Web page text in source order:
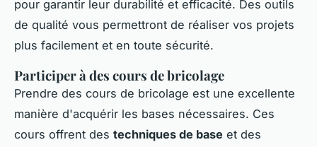
pour garantir leur durabilité et efficacité. Des outils
de qualité vous permettront de réaliser vos projets
plus facilement et en toute sécurité.
Participer à des cours de bricolage
Prendre des cours de bricolage est une excellente
manière d'acquérir les bases nécessaires. Ces
cours offrent des techniques de base et des